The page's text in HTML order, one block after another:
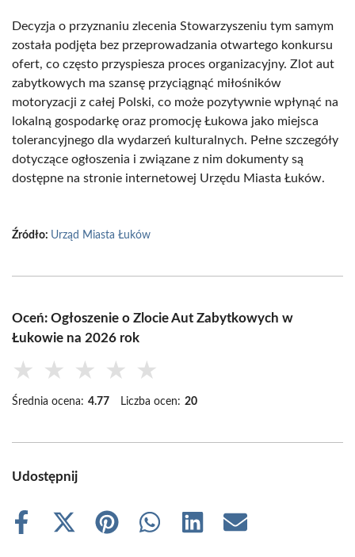
Decyzja o przyznaniu zlecenia Stowarzyszeniu tym samym
została podjęta bez przeprowadzania otwartego konkursu
ofert, co często przyspiesza proces organizacyjny. Zlot aut
zabytkowych ma szansę przyciągnąć miłośników
motoryzacji z całej Polski, co może pozytywnie wpłynąć na
lokalną gospodarkę oraz promocję Łukowa jako miejsca
tolerancyjnego dla wydarzeń kulturalnych. Pełne szczegóły
dotyczące ogłoszenia i związane z nim dokumenty są
dostępne na stronie internetowej Urzędu Miasta Łuków.
Źródło: Urząd Miasta Łuków
Oceń: Ogłoszenie o Zlocie Aut Zabytkowych w
Łukowie na 2026 rok
★ ★ ★ ★ ★
Średnia ocena: 4.77 Liczba ocen: 20
Udostępnij
Share
Share
Share
Share
Share
Share